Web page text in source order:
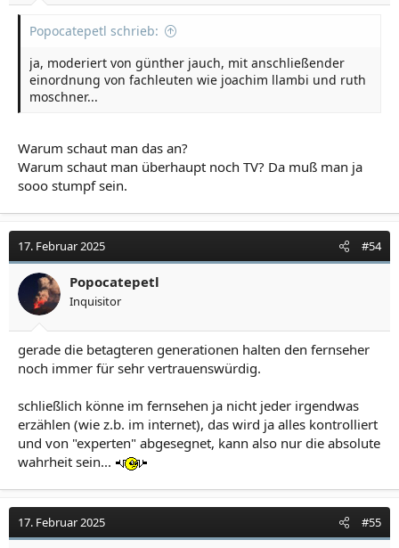
Popocatepetl schrieb:
ja, moderiert von günther jauch, mit anschließender
einordnung von fachleuten wie joachim llambi und ruth
moschner...
Warum schaut man das an?
Warum schaut man überhaupt noch TV? Da muß man ja
sooo stumpf sein.
17. Februar 2025 #54
Popocatepetl
Inquisitor
gerade die betagteren generationen halten den fernseher
noch immer für sehr vertrauenswürdig.
schließlich könne im fernsehen ja nicht jeder irgendwas
erzählen (wie z.b. im internet), das wird ja alles kontrolliert
und von "experten" abgesegnet, kann also nur die absolute
wahrheit sein...
17. Februar 2025 #55